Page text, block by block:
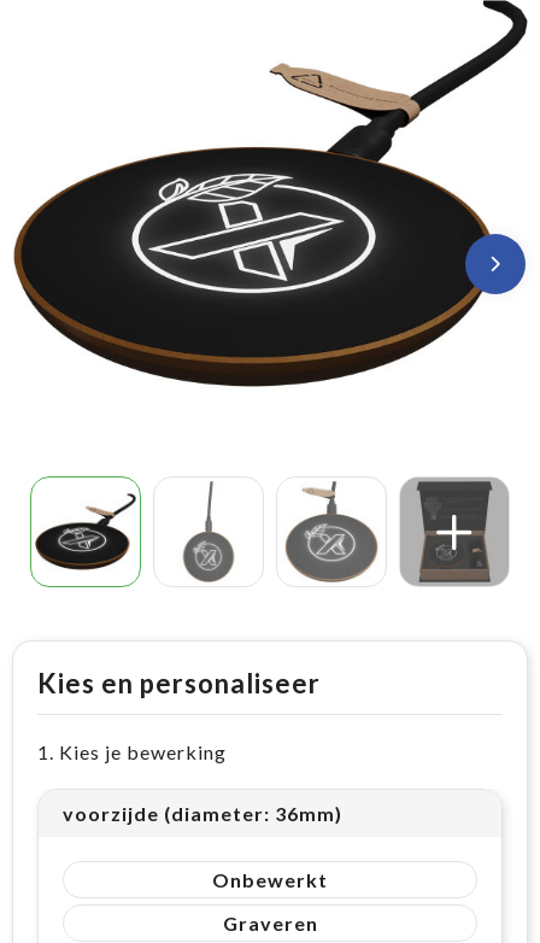
Kies en personaliseer
1. Kies je bewerking
voorzijde (diameter: 36mm)
Onbewerkt
Graveren